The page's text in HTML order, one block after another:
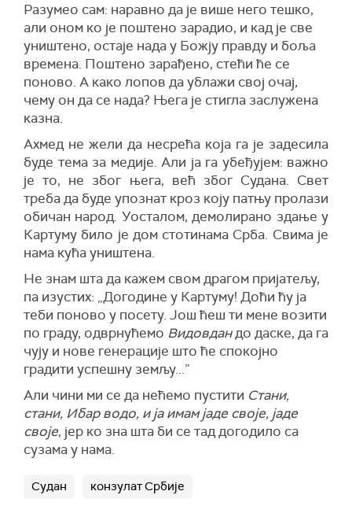
Разумео сам: наравно да је више него тешко,
али оном ко је поштено зарадио, и кад је све
уништено, остаје нада у Божју правду и боља
времена. Поштено зарађено, стећи ће се
поново. А како лопов да ублажи свој очај,
чему он да се нада? Њега је стигла заслужена
казна.
Ахмед не жели да несрећа која га је задесила
буде тема за медије. Али ја га убеђујем: важно
је то, не због њега, већ због Судана. Свет
треба да буде упознат кроз коју патњу пролази
обичан народ. Уосталом, демолирано здање у
Картуму било је дом стотинама Срба. Свима је
нама кућа уништена.
Не знам шта да кажем свом драгом пријатељу,
па изустих: „Догодине у Картуму! Доћи ћу ја
теби поново у посету. Још ћеш ти мене возити
по граду, одврнућемо Видовдандо даске, да га
чују и нове генерације што ће спокојно
градити успешну земљу...”
Али чини ми се да нећемо пустити Стани,
стани, Ибар водо, и ја имам јаде своје, јаде
своје, јер ко зна шта би се тад догодило са
сузама у нама.
Судан конзулат Србије